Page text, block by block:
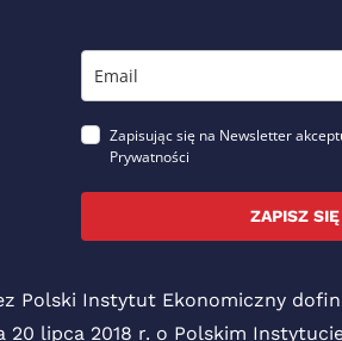
Zapisując się na Newsletter
Prywatności
ZAPISZ SIĘ
Polski Instytut Ekonomiczny
20 lipca 2018 r. o Polskim